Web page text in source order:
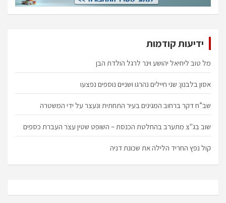
ידיעות קודמות
מל טוב ליחיאל יהושע וינר לרגל הולדת הבן
אסון בלבנון: שני חיילים נהרגו ושניים נוספים נפצעו
שב”ח דקר ברחוב המגינים בעיר התחתית ונעצר על ידי המשטרה
שוב בג"צ מתערב בהחלטת הכנסת – השופט שטין עצר העברת כספים
קול נפץ החריד הלילה את שכונת דניה